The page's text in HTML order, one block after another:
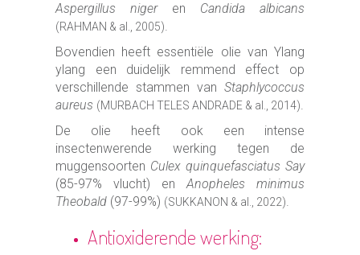
Aspergillus nigeren Candida albicans
(RAHMAN & al., 2005).
Bovendien heeft essentiële olie van Ylang
ylang een duidelijk remmend effect op
verschillende stammen van Staphlycoccus
aureus (MURBACH TELES ANDRADE & al., 2014).
De olie heeft ook een intense
insectenwerende werking tegen de
muggensoorten Culex quinquefasciatus Say
(85-97% vlucht) enAnopheles minimus
Theobald(97-99%) (SUKKANON & al., 2022).
Antioxiderende werking: